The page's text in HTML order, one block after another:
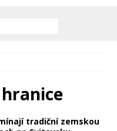
tradiční zemskou